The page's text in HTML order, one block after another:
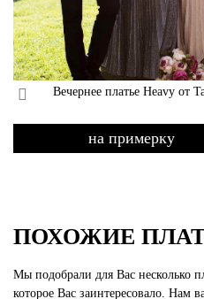
Вечернее платье Heavy от
на примерку
ПОХОЖИЕ
Мы подобрали для Вас несколько
которое Вас заинтересовало. Нам